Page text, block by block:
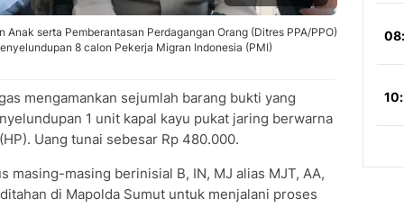
serta Pemberantasan Perdagangan Orang (Ditres PPA/PPO)
8 calon Pekerja Migran Indonesia (PMI)
mengamankan sejumlah barang bukti yang
1 unit kapal kayu pukat jaring berwarna
Uang tunai sebesar Rp 480.000.
masing-masing berinisial B, IN, MJ alias MJT, AA,
di Mapolda Sumut untuk menjalani proses